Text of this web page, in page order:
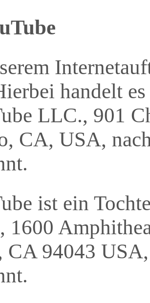
handelt
LLC., 901
CA, USA,
ist ein
1600
CA 94043